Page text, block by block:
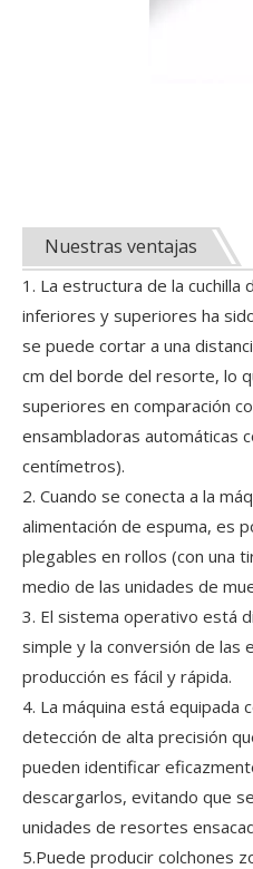
Nuestras ventajas
1. La estructura de la
inferiores y superiores ha
se puede cortar a una
cm del borde del resorte, lo
superiores en comparación
ensambladoras automáticas
centímetros).
2. Cuando se conecta a la
alimentación de espuma, es
plegables en rollos (con una
medio de las unidades de
3. El sistema operativo está
simple y la conversión de las
producción es fácil y rápida.
4. La máquina está equipada
detección de alta precisión
pueden identificar
descargarlos, evitando que
unidades de resortes
5.Puede producir colchones